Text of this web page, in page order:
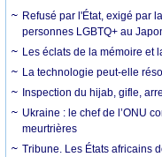
Refusé par l'État, exigé par
personnes LGBTQ+ au
Les éclats de la mémoire et
La technologie peut-elle
Inspection du hijab, gifle,
Ukraine : le chef de l’ONU
meurtrières
Tribune. Les États africains